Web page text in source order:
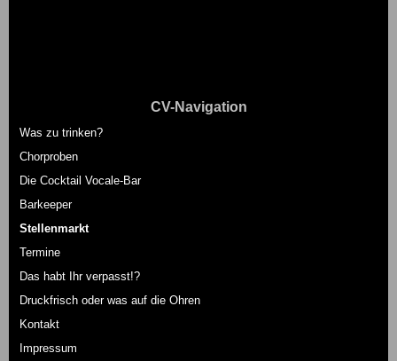
CV-Navigation
Was zu trinken?
Chorproben
Die Cocktail Vocale-Bar
Barkeeper
Stellenmarkt
Termine
Das habt Ihr verpasst!?
Druckfrisch oder was auf die Ohren
Kontakt
Impressum